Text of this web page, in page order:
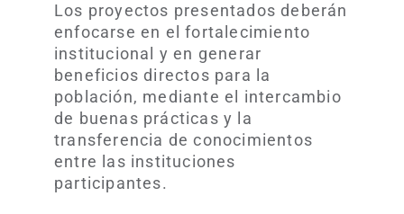
Los proyectos presentados deberán
enfocarse en el fortalecimiento
institucional y en generar
beneficios directos para la
población, mediante el intercambio
de buenas prácticas y la
transferencia de conocimientos
entre las instituciones
participantes.